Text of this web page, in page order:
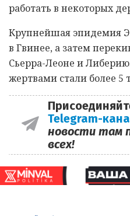
работать в некоторых
Крупнейшая эпидемия
в Гвинее, а затем
Сьерра-Леоне и
жертвами стали более 5
Telegram-
новости там
всех!